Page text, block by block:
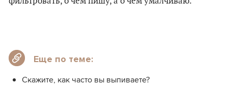
Еще по теме:
Скажите, как часто вы выпиваете?